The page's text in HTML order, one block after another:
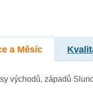
a Měsíc
východů, západů